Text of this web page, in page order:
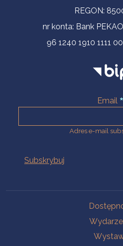
REGON:
nr konta: Bank
96 1240 1910 1111
Email
Adres e-mail